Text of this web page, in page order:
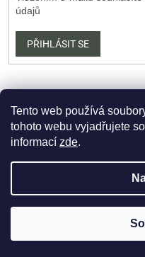
Tento web používá
tohoto webu vyjadřujete
informací zde.
údajů
PŘIHLÁSIT SE
Upravit